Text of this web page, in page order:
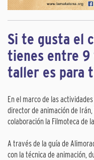
Si te gusta el
tienes entre 9
taller es para
En el marco de las
director de animación de
colaboración la Filmoteca de
A través de la guía de
con la técnica de animación,